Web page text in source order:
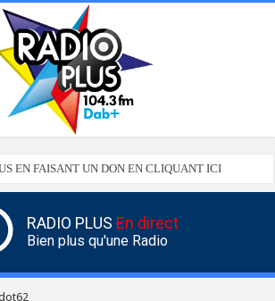
EN FAISANT UN DON EN CLIQUANT ICI
RADIO PLUS En direct
Bien plus qu'une Radio